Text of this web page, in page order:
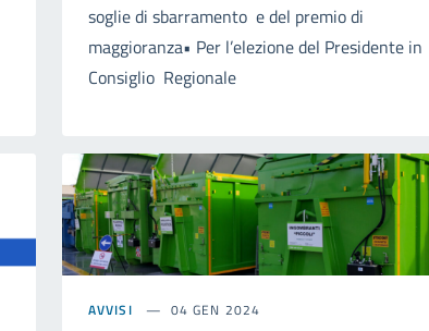
soglie di sbarramento e del premio di
maggioranza• Per l’elezione del Presidente in
Consiglio Regionale
AVVISI 04 GEN 2024